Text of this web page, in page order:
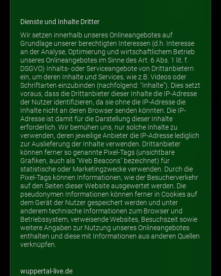
Dienste und Inhalte Dritter
Wir setzen innerhalb unseres Onlineangebotes auf
Grundlage unserer berechtigten Interessen (d.h. Interesse
an der Analyse, Optimierung und wirtschaftlichem Betrieb
unseres Onlineangebotes im Sinne des Art. 6 Abs. 1 lit. f.
DSGVO) Inhalts- oder Serviceangebote von Drittanbietern
ein, um deren Inhalte und Services, wie z.B. Videos oder
Schriftarten einzubinden (nachfolgend: "Inhalte"). Dies setzt
voraus, dass die Drittanbieter dieser Inhalte die IP-Adresse
der Nutzer identifizieren, da sie ohne die IP-Adresse die
Inhalte nicht an deren Browser senden könnten. Die IP-
Adresse ist damit für die Darstellung dieser Inhalte
erforderlich. Wir bemühen uns, nur solche Inhalte zu
verwenden, deren jeweilige Anbieter die IP-Adresse lediglich
zur Auslieferung der Inhalte verwenden. Drittanbieter
können ferner so genannte Pixel-Tags (unsichtbare
Grafiken, auch als "Web Beacons" bezeichnet) für
statistische oder Marketingzwecke verwenden. Durch die
Pixel-Tags können Informationen, wie der Besucherverkehr
auf den Seiten dieser Website ausgewertet werden. Die
pseudonymen Informationen können ferner in Cookies auf
dem Gerät der Nutzer gespeichert werden und unter
anderem technische Informationen zum Browser und
Betriebssystem, verweisende Websites, Besuchszeit sowie
weitere Angaben zur Nutzung unseres Onlineangebotes
enthalten und diese mit Informationen aus anderen Quellen
verknüpfen.
wuppertal-live.de